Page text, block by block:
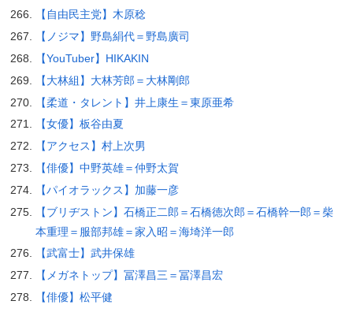
【自由民主党】木原稔
【ノジマ】野島絹代＝野島廣司
【YouTuber】HIKAKIN
【大林組】大林芳郎＝大林剛郎
【柔道・タレント】井上康生＝東原亜希
【女優】板谷由夏
【アクセス】村上次男
【俳優】中野英雄＝仲野太賀
【パイオラックス】加藤一彦
【ブリヂストン】石橋正二郎＝石橋徳次郎＝石橋幹一郎＝柴
本重理＝服部邦雄＝家入昭＝海埼洋一郎
【武富士】武井保雄
【メガネトップ】冨澤昌三＝冨澤昌宏
【俳優】松平健